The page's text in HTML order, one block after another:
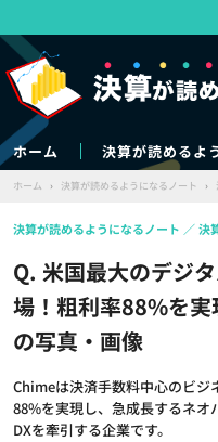
ホーム 決算が読めるよ
ホーム › 決算が読めるようになるノート ›
Q. 米国最大のデジ
場！粗利率88%を
の写真・画像
Chimeは決済手数料中心のビジ
88%を実現し、急成長するネオ
DXを牽引する企業です。
決算が読めるようになるノート 決